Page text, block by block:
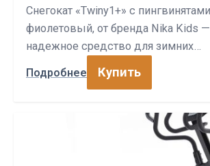
Снегокат «Twiny1+» с
фиолетовый, от бренда Nika Kids —
надежное средство для зимних…
Подробнее Купить